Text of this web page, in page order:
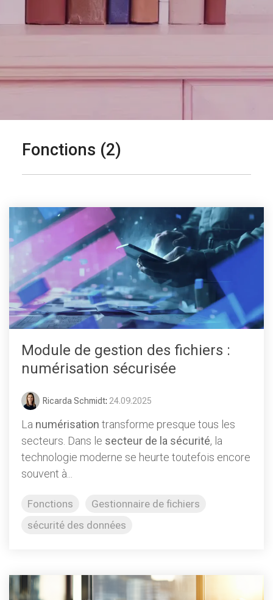
Fonctions (2)
Module de gestion des fichiers :
numérisation sécurisée
Ricarda Schmidt: 24.09.2025
La numérisation transforme presque tous les
secteurs. Dans le secteur de la sécurité, la
technologie moderne se heurte toutefois encore
souvent à...
Fonctions
Gestionnaire de fichiers
sécurité des données